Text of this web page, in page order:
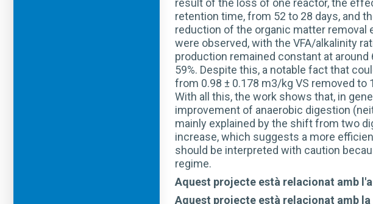
result of the loss of one reactor, the
retention time, from 52 to 28 days, and
reduction of the organic matter removal
were observed, with the VFA/alkalinity
production remained constant at
59%. Despite this, a notable fact that
from 0.98 ± 0.178 m3/kg VS removed to
With all this, the work shows that, in
improvement of anaerobic digestion
mainly explained by the shift from two
increase, which suggests a more
should be interpreted with caution
regime.
Aquest projecte està relacionat amb
Aquest projecte està relacionat amb